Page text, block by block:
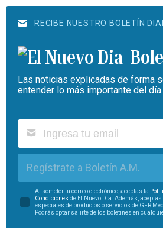
RECIBE NUESTRO BOLETÍN
Las noticias explicadas de forma
entender lo más importante del día.
Regístrate a Boletín A.M.
Al someter tu correo electrónico, aceptas la
Condiciones de El Nuevo Día. Además,
especiales de productos o servicios de GFR
Podrás optar salirte de los boletines en